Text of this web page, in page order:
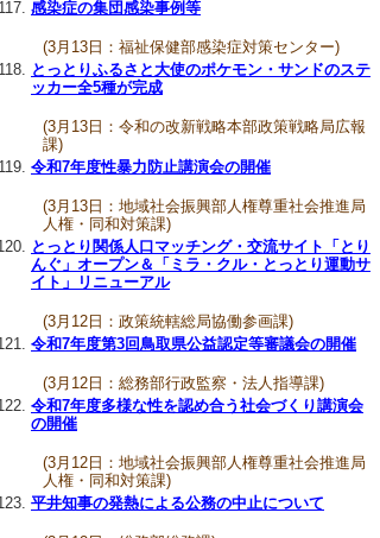
感染症の集団感染事例等
(3月13日：福祉保健部感染症対策センター)
とっとりふるさと大使のポケモン・サンドのステ
ッカー全5種が完成
(3月13日：令和の改新戦略本部政策戦略局広報
課)
令和7年度性暴力防止講演会の開催
(3月13日：地域社会振興部人権尊重社会推進局
人権・同和対策課)
とっとり関係人口マッチング・交流サイト「とり
んぐ」オープン＆「ミラ・クル・とっとり運動サ
イト」リニューアル
(3月12日：政策統轄総局協働参画課)
令和7年度第3回鳥取県公益認定等審議会の開催
(3月12日：総務部行政監察・法人指導課)
令和7年度多様な性を認め合う社会づくり講演会
の開催
(3月12日：地域社会振興部人権尊重社会推進局
人権・同和対策課)
平井知事の発熱による公務の中止について